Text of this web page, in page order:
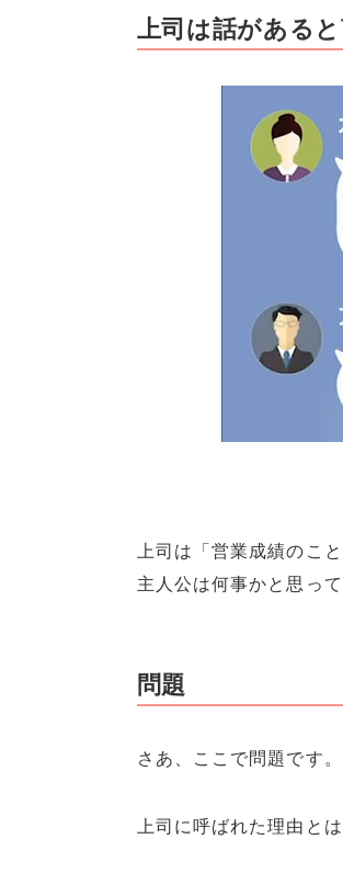
上司は話がある
上司は「営業成績のこ
主人公は何事かと思っ
問題
さあ、ここで問題です。
上司に呼ばれた理由とは